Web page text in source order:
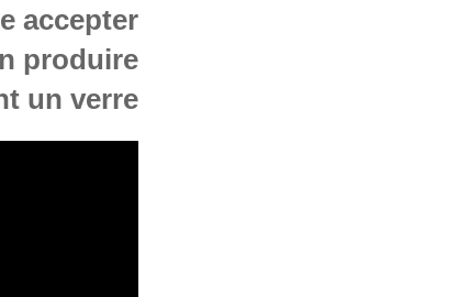
accepter
produire
un verre